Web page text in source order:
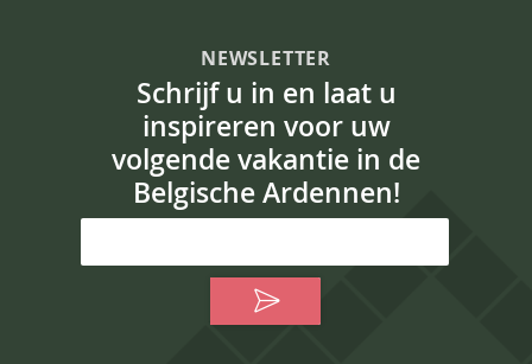
NEWSLETTER
Schrijf u in en laat u
inspireren voor uw
volgende vakantie in de
Belgische Ardennen!